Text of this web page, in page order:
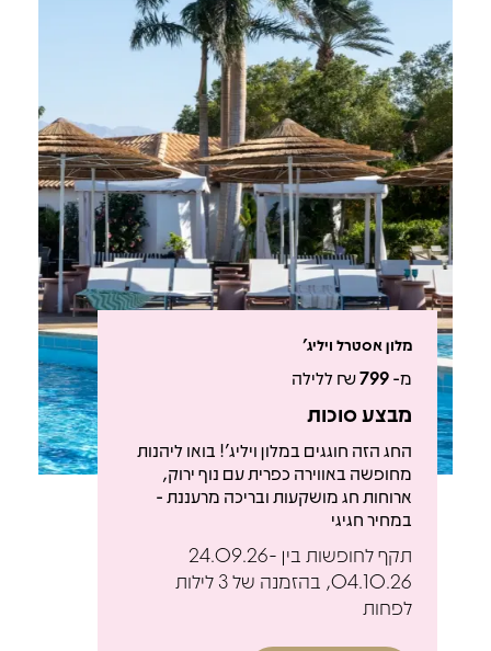
מלון אסטרל ויליג'
מ-799₪ ללילה
מבצע סוכות
החג הזה חוגגים במלון ויליג'! בואו ליהנות
מחופשה באווירה כפרית עם נוף ירוק,
ארוחות חג מושקעות ובריכה מרעננת -
במחיר חגיגי
תקף לחופשות בין 24.09.26-
04.10.26, בהזמנה של 3 לילות
לפחות